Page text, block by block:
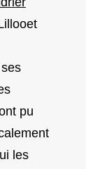
pu
les